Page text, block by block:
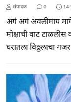
संपादक 0 14
अगं अगं अवलीमाय मागे
मोक्षाची वाट
घरातला विठ्ठलाचा